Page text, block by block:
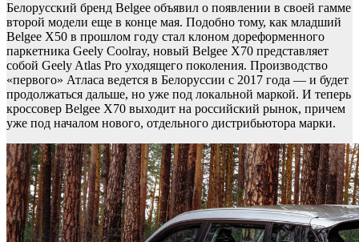
Белорусский бренд Belgee объявил о появлении в своей гамме
второй модели еще в конце мая. Подобно тому, как младший
Belgee X50 в прошлом году стал клоном дореформенного
паркетника Geely Coolray, новый Belgee X70 представляет
собой Geely Atlas Pro уходящего поколения. Производство
«первого» Атласа ведется в Белоруссии с 2017 года — и будет
продолжаться дальше, но уже под локальной маркой. И теперь
кроссовер Belgee X70 выходит на российский рынок, причем
уже под началом нового, отдельного дистрибьютора марки.